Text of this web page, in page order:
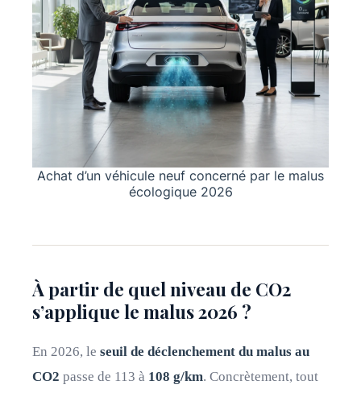
Achat d’un véhicule neuf concerné par le malus
écologique 2026
À partir de quel niveau de CO2
s’applique le malus 2026 ?
En 2026, le seuil de déclenchement du malus au
CO2 passe de 113 à 108 g/km. Concrètement, tout